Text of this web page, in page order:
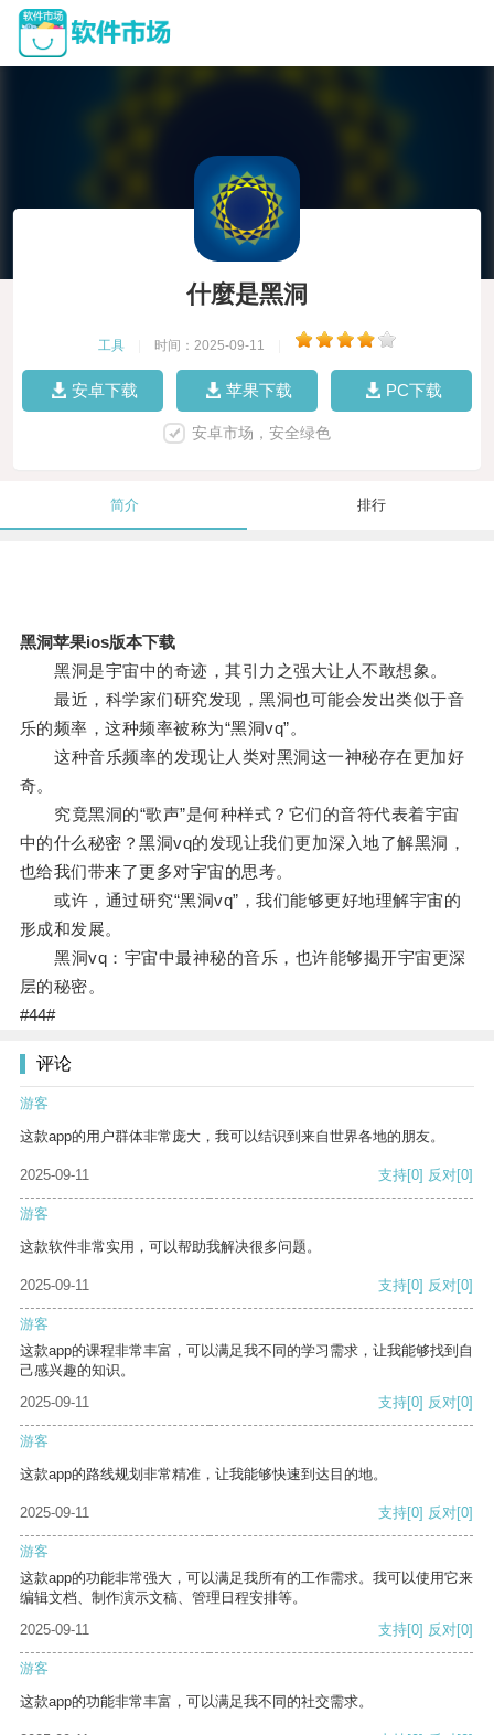
什麼是黑洞
工具 时间：2025-09-11
安卓下载 苹果下载 PC下载
安卓市场，安全绿色
简介 排行
黑洞苹果ios版本下载
黑洞是宇宙中的奇迹，其引力之强大让人不敢想象。
最近，科学家们研究发现，黑洞也可能会发出类似于音
乐的频率，这种频率被称为“黑洞vq”。
这种音乐频率的发现让人类对黑洞这一神秘存在更加好
奇。
究竟黑洞的“歌声”是何种样式？它们的音符代表着宇宙
中的什么秘密？黑洞vq的发现让我们更加深入地了解黑洞，
也给我们带来了更多对宇宙的思考。
或许，通过研究“黑洞vq”，我们能够更好地理解宇宙的
形成和发展。
黑洞vq：宇宙中最神秘的音乐，也许能够揭开宇宙更深
层的秘密。
#44#
评论
游客
这款app的用户群体非常庞大，我可以结识到来自世界各地的朋友。
2025-09-11 支持[0] 反对[0]
游客
这款软件非常实用，可以帮助我解决很多问题。
2025-09-11 支持[0] 反对[0]
游客
这款app的课程非常丰富，可以满足我不同的学习需求，让我能够找到自
己感兴趣的知识。
2025-09-11
支持[0] 反对[0]
游客
这款app的路线规划非常精准，让我能够快速到达目的地。
2025-09-11 支持[0] 反对[0]
游客
这款app的功能非常强大，可以满足我所有的工作需求。我可以使用它来
编辑文档、制作演示文稿、管理日程安排等。
2025-09-11
支持[0] 反对[0]
游客
这款app的功能非常丰富，可以满足我不同的社交需求。